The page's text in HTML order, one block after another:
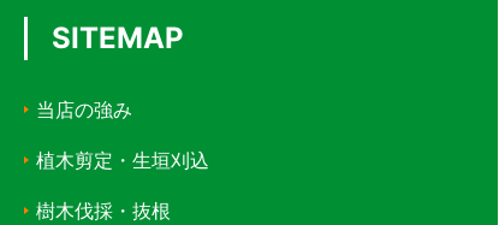
SITEMAP
当店の強み
植木剪定・生垣刈込
樹木伐採・抜根